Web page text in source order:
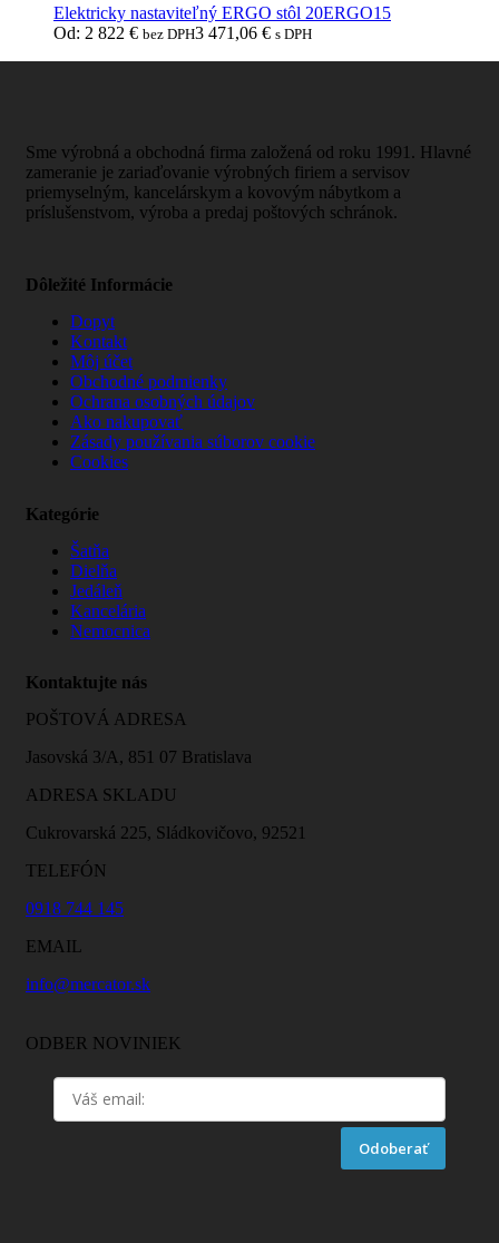
Elektricky nastaviteľný ERGO stôl 20ERGO15
Od: 2 822 € bez DPH3 471,06 € s DPH
Sme výrobná a obchodná firma založená od roku 1991. Hlavné
zameranie je zariaďovanie výrobných firiem a servisov
priemyselným, kancelárskym a kovovým nábytkom a
príslušenstvom, výroba a predaj poštových schránok.
Dôležité Informácie
Dopyt
Kontakt
Môj účet
Obchodné podmienky
Ochrana osobných údajov
Ako nakupovať
Zásady používania súborov cookie
Cookies
Kategórie
Šatňa
Dielňa
Jedáleň
Kancelária
Nemocnica
Kontaktujte nás
POŠTOVÁ ADRESA
Jasovská 3/A, 851 07 Bratislava
ADRESA SKLADU
Cukrovarská 225, Sládkovičovo, 92521
TELEFÓN
0918 744 145
EMAIL
info@mercator.sk
ODBER NOVINIEK
Odoberať